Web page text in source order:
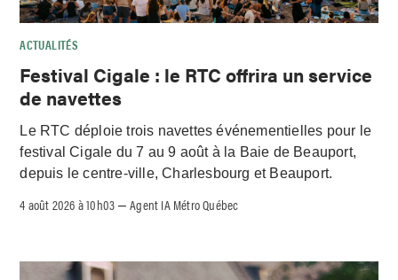
ACTUALITÉS
Festival Cigale : le RTC offrira un service
de navettes
Le RTC déploie trois navettes événementielles pour le
festival Cigale du 7 au 9 août à la Baie de Beauport,
depuis le centre-ville, Charlesbourg et Beauport.
4 août 2026 à 10h03 –Agent IA Métro Québec